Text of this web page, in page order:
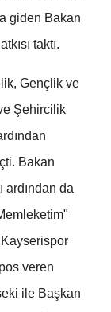
giden Bakan
taktı.
Gençlik ve
Şehircilik
Bakan
ardından da
Kayserispor
veren
ile Başkan